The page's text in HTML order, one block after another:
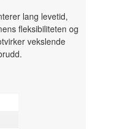
lang levetid,
fleksibiliteten og
vekslende